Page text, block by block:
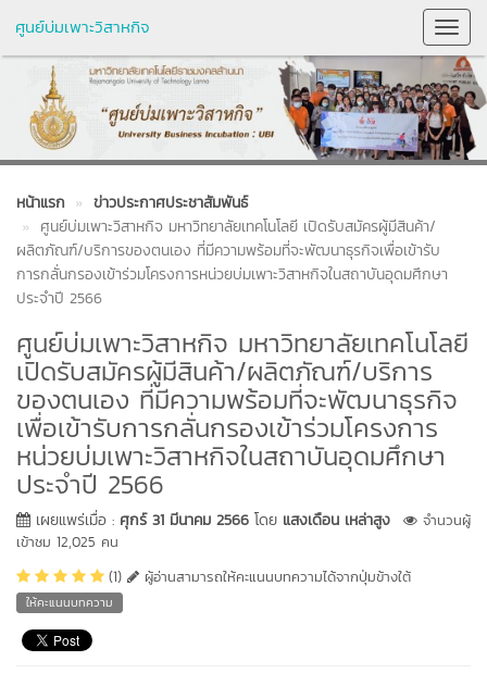
ศูนย์บ่มเพาะวิสาหกิจ
หน้าแรก
ข่าวประกาศประชาสัมพันธ์
ศูนย์บ่มเพาะวิสาหกิจ มหาวิทยาลัยเทคโนโลยี เปิดรับสมัครผู้มีสินค้า/
ผลิตภัณฑ์/บริการของตนเอง ที่มีความพร้อมที่จะพัฒนาธุรกิจเพื่อเข้ารับ
การกลั่นกรองเข้าร่วมโครงการหน่วยบ่มเพาะวิสาหกิจในสถาบันอุดมศึกษา
ประจำปี 2566
ศูนย์บ่มเพาะวิสาหกิจ มหาวิทยาลัยเทคโนโลยี
เปิดรับสมัครผู้มีสินค้า/ผลิตภัณฑ์/บริการ
ของตนเอง ที่มีความพร้อมที่จะพัฒนาธุรกิจ
เพื่อเข้ารับการกลั่นกรองเข้าร่วมโครงการ
หน่วยบ่มเพาะวิสาหกิจในสถาบันอุดมศึกษา
ประจำปี 2566
เผยแพร่เมื่อ : ศุกร์ 31 มีนาคม 2566 โดย แสงเดือน เหล่าสูง
จำนวนผู้
เข้าชม 12,025 คน
(1)
ผู้อ่านสามารถให้คะแนนบทความได้จากปุ่มข้างใต้
ให้คะแนนบทความ